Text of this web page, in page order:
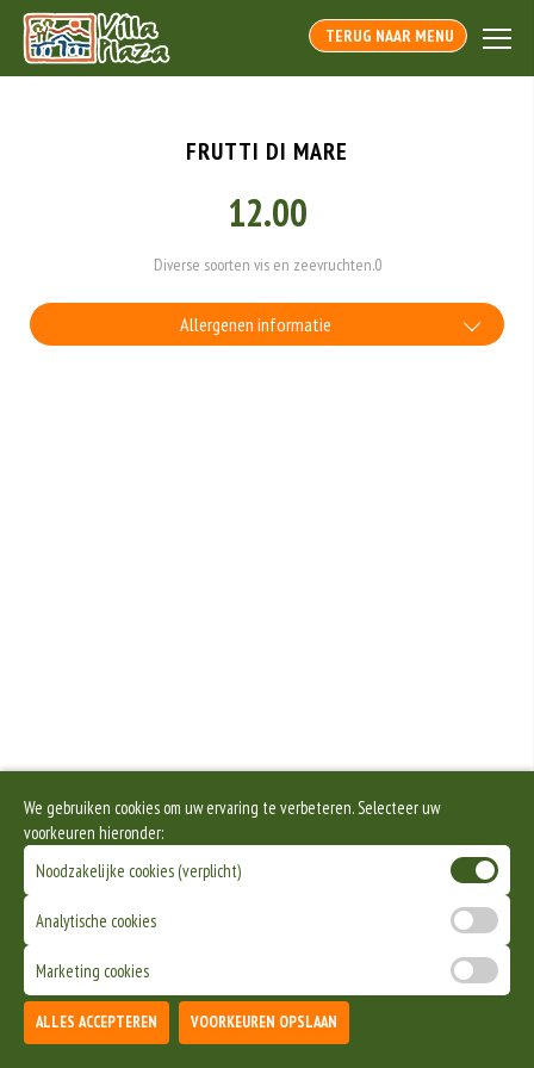
TERUG NAAR MENU
FRUTTI DI MARE
12.00
Diverse soorten vis en zeevruchten.0
Allergenen informatie
We gebruiken cookies om uw ervaring te verbeteren. Selecteer uw
voorkeuren hieronder:
Noodzakelijke cookies (verplicht)
Analytische cookies
Marketing cookies
ALLES ACCEPTEREN VOORKEUREN OPSLAAN